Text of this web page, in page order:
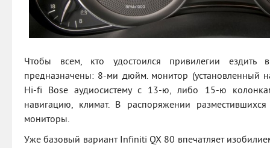
Чтобы всем, кто удостоился привилегии ездить
предназначены: 8-ми дюйм. монитор (установленный
Hi-fi Bose аудиосистему с 13-ю, либо 15-ю
навигацию, климат. В распоряжении
мониторы.
Уже базовый вариант Infiniti QX 80 впечатляет